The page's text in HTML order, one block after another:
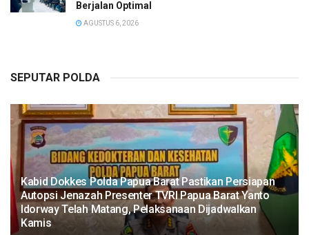
Berjalan Optimal
AGUSTUS 6, 2026
SEPUTAR POLDA
Kabid Dokkes Polda Papua Barat Pastikan Persiapan
Autopsi Jenazah Presenter TVRI Papua Barat Yanto
Idorway Telah Matang, Pelaksanaan Dijadwalkan
Kamis